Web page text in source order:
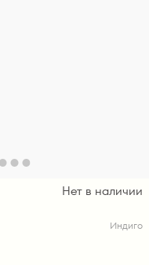
Нет в наличии
Индиго